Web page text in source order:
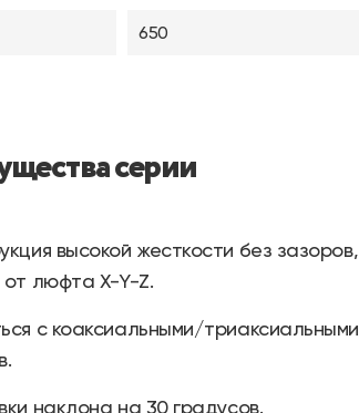
650
серии
высокой жесткости без зазоров,
люфта X-Y-Z.
с коаксиальными/триаксиальными
наклона на 30 градусов.